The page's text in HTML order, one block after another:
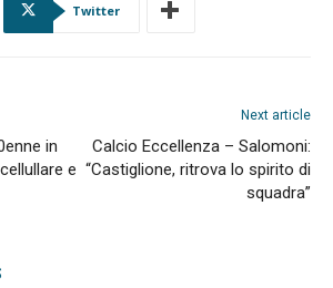
Twitter
in
e
Next article
Calcio Eccellenza – Salomoni:
“Castiglione, ritrova lo spirito di
squadra”